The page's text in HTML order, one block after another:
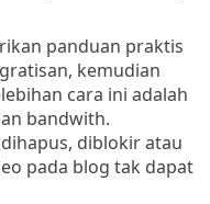
panduan praktis
kemudian
cara ini adalah
bandwith.
diblokir atau
pada blog tak dapat